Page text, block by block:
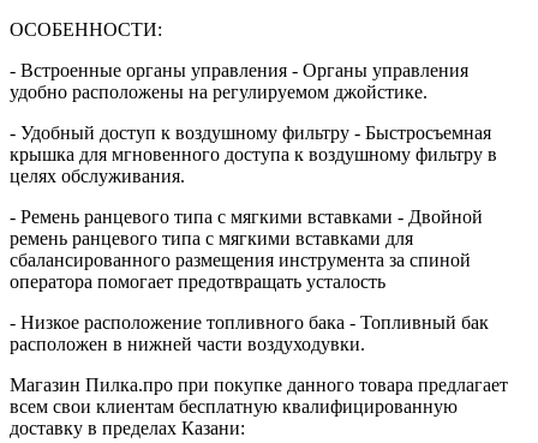
ОСОБЕННОСТИ:
- Встроенные органы управления - Органы управления
удобно расположены на регулируемом джойстике.
- Удобный доступ к воздушному фильтру - Быстросъемная
крышка для мгновенного доступа к воздушному фильтру в
целях обслуживания.
- Ремень ранцевого типа с мягкими вставками - Двойной
ремень ранцевого типа с мягкими вставками для
сбалансированного размещения инструмента за спиной
оператора помогает предотвращать усталость
- Низкое расположение топливного бака - Топливный бак
расположен в нижней части воздуходувки.
Магазин Пилка.про при покупке данного товара предлагает
всем свои клиентам бесплатную квалифицированную
доставку в пределах Казани: